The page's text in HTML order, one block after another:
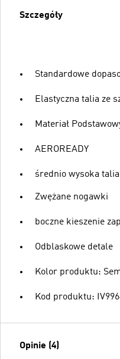
Szczegóły
Standardowe
Elastyczna talia ze
Materiał
AEROREADY
średnio wysoka talia
Zwężane nogawki
boczne kieszenie
Odblaskowe detale
Kolor produktu:
Kod produktu:
Opinie (4)